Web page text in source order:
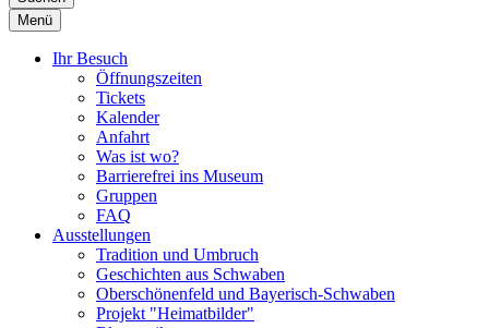
Menü
Ihr Besuch
Öffnungszeiten
Tickets
Kalender
Anfahrt
Was ist wo?
Barrierefrei ins Museum
Gruppen
FAQ
Ausstellungen
Tradition und Umbruch
Geschichten aus Schwaben
Oberschönenfeld und Bayerisch-Schwaben
Projekt "Heimatbilder"